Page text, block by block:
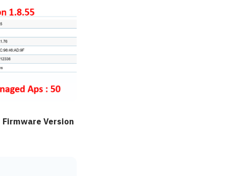
Firmware Version